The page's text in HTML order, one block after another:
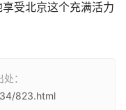
受北京这个充满活力
：
823.html